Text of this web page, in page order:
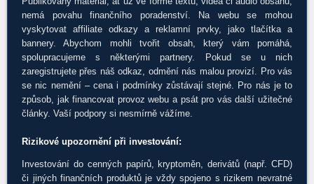
nemá povahu finančního poradenství. Na webu se mohou
vyskytovat affiliate odkazy a reklamní prvky, jako tlačítka a
bannery. Abychom mohli tvořit obsah, který vám pomáhá,
spolupracujeme s některými partnery. Pokud se u nich
zaregistrujete přes náš odkaz, odmění nás malou provizí. Pro vás
se nic nemění – cena i podmínky zůstávají stejné. Pro nás je to
způsob, jak financovat provoz webu a psát pro vás další užitečné
články. Vaší podpory si nesmírně vážíme.
Rizikové upozornění při investování:
Investování do cenných papírů, kryptoměn, derivátů (např. CFD)
či jiných finančních produktů je vždy spojeno s rizikem nevratné